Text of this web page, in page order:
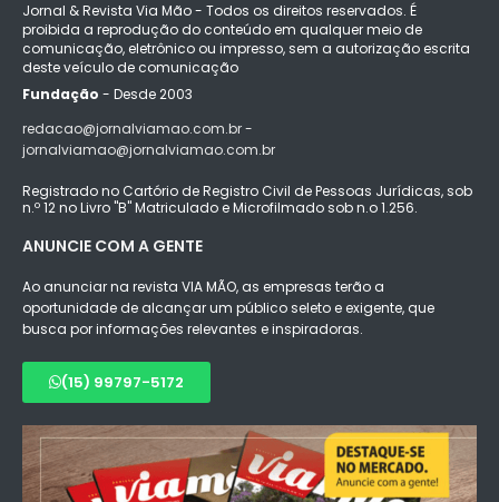
Jornal & Revista Via Mão - Todos os direitos reservados. É
proibida a reprodução do conteúdo em qualquer meio de
comunicação, eletrônico ou impresso, sem a autorização escrita
deste veículo de comunicação
Fundação - Desde 2003
redacao@jornalviamao.com.br -
jornalviamao@jornalviamao.com.br
Registrado no Cartório de Registro Civil de Pessoas Jurídicas, sob
n.º 12 no Livro "B" Matriculado e Microfilmado sob n.o 1.256.
ANUNCIE COM A GENTE
Ao anunciar na revista VIA MÃO, as empresas terão a
oportunidade de alcançar um público seleto e exigente, que
busca por informações relevantes e inspiradoras.
(15) 99797-5172